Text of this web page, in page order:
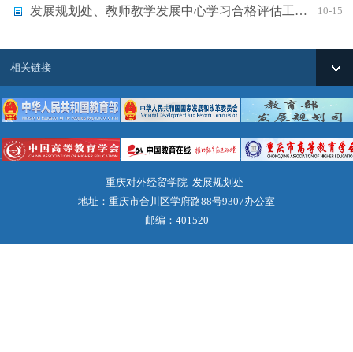
10-15
发展规划处、教师教学发展中心学习合格评估工作推进会精神并部署相关工作
重庆对外经贸学院 发展规划处
地址：重庆市合川区学府路88号9307办公室
邮编：401520
相关链接